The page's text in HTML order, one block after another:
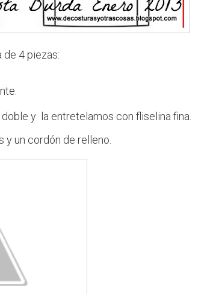
de 4 piezas:
y la entretelamos con fliselina fina.
y un cordón de relleno.